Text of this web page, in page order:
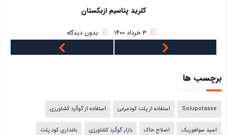
کلرید پتاسیم ازبکستان
۳ خرداد ۱۴۰۰ بدون دیدگاه
برچسب ها
Solupotasse استفاده از پلت کودمرغی استفاده از گوگرد کشاورزی
اسید سولفوریک اصلاح خاک بازار گوگرد کشاورزی باغداری کود پلت